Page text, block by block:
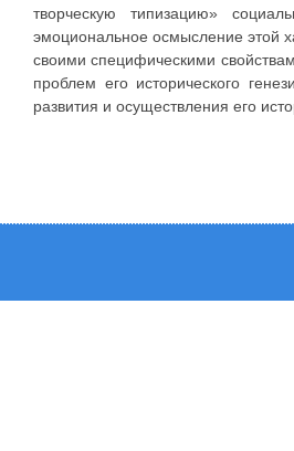
творческую типизацию»
эмоциональное осмысление этой
своими специфическими
проблем его исторического
развития и осуществления его